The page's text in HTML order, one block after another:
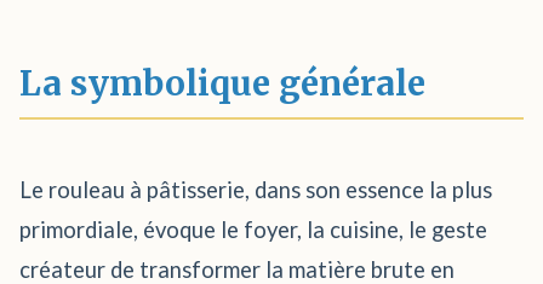
La symbolique générale
Le rouleau à pâtisserie, dans son essence la plus
primordiale, évoque le foyer, la cuisine, le geste
créateur de transformer la matière brute en